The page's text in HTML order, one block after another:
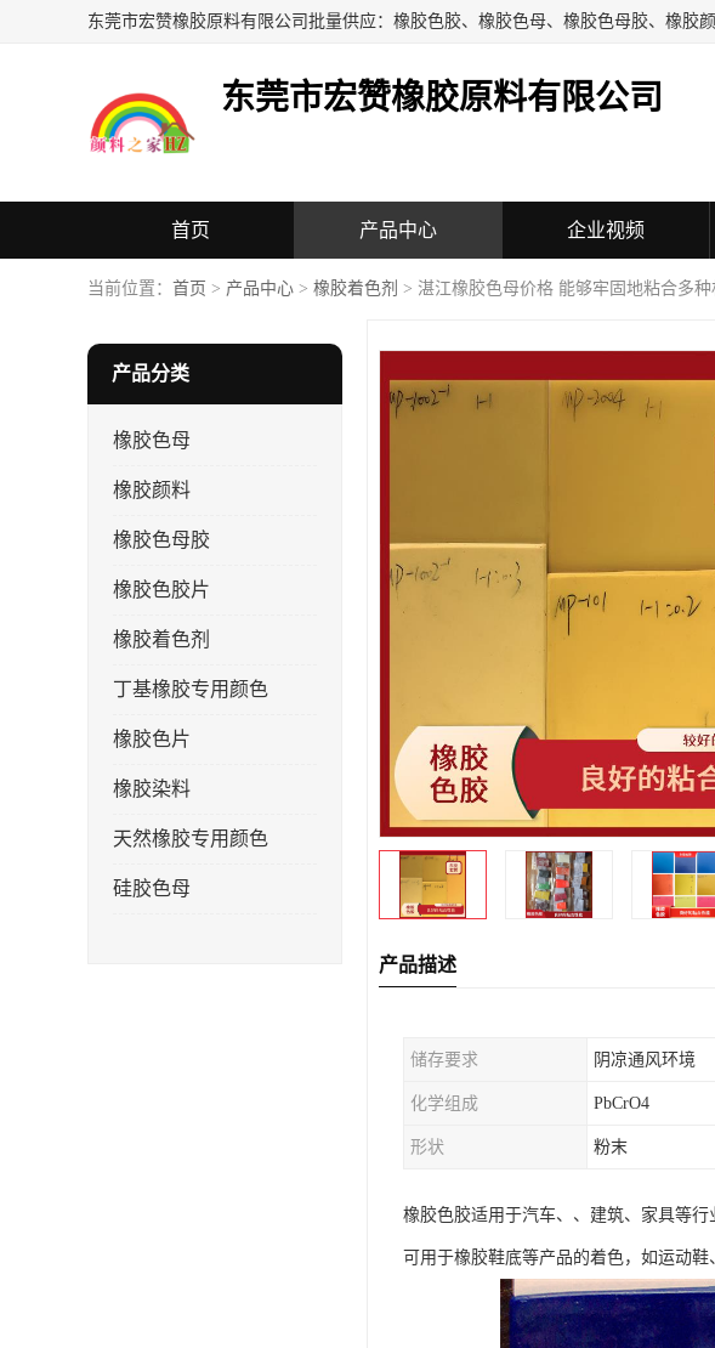
东莞市宏赞橡胶原料有限公司
首页 产品中心 企业视频
当前位置： 首页 > 产品中心 > 橡胶着色剂 > 湛江橡胶色母价格 能够牢固地粘合多种
产品分类
橡胶色母
橡胶颜料
橡胶色母胶
橡胶色胶片
橡胶着色剂
丁基橡胶专用颜色
橡胶色片
橡胶染料
天然橡胶专用颜色
硅胶色母
产品描述
储存要求 阴凉通风环境
化学组成 PbCrO4
形状 粉末
橡胶色胶适用于汽车、、建筑、家具等行
可用于橡胶鞋底等产品的着色，如运动